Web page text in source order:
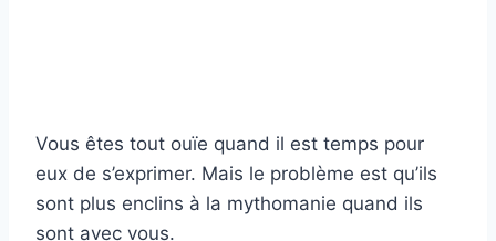
Vous êtes tout ouïe quand il est temps pour
eux de s’exprimer. Mais le problème est qu’ils
sont plus enclins à la mythomanie quand ils
sont avec vous.